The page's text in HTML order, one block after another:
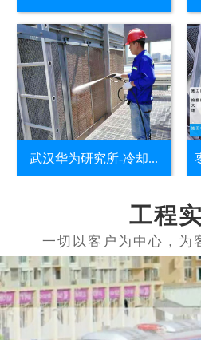
武汉华为研究所-冷却...
工程